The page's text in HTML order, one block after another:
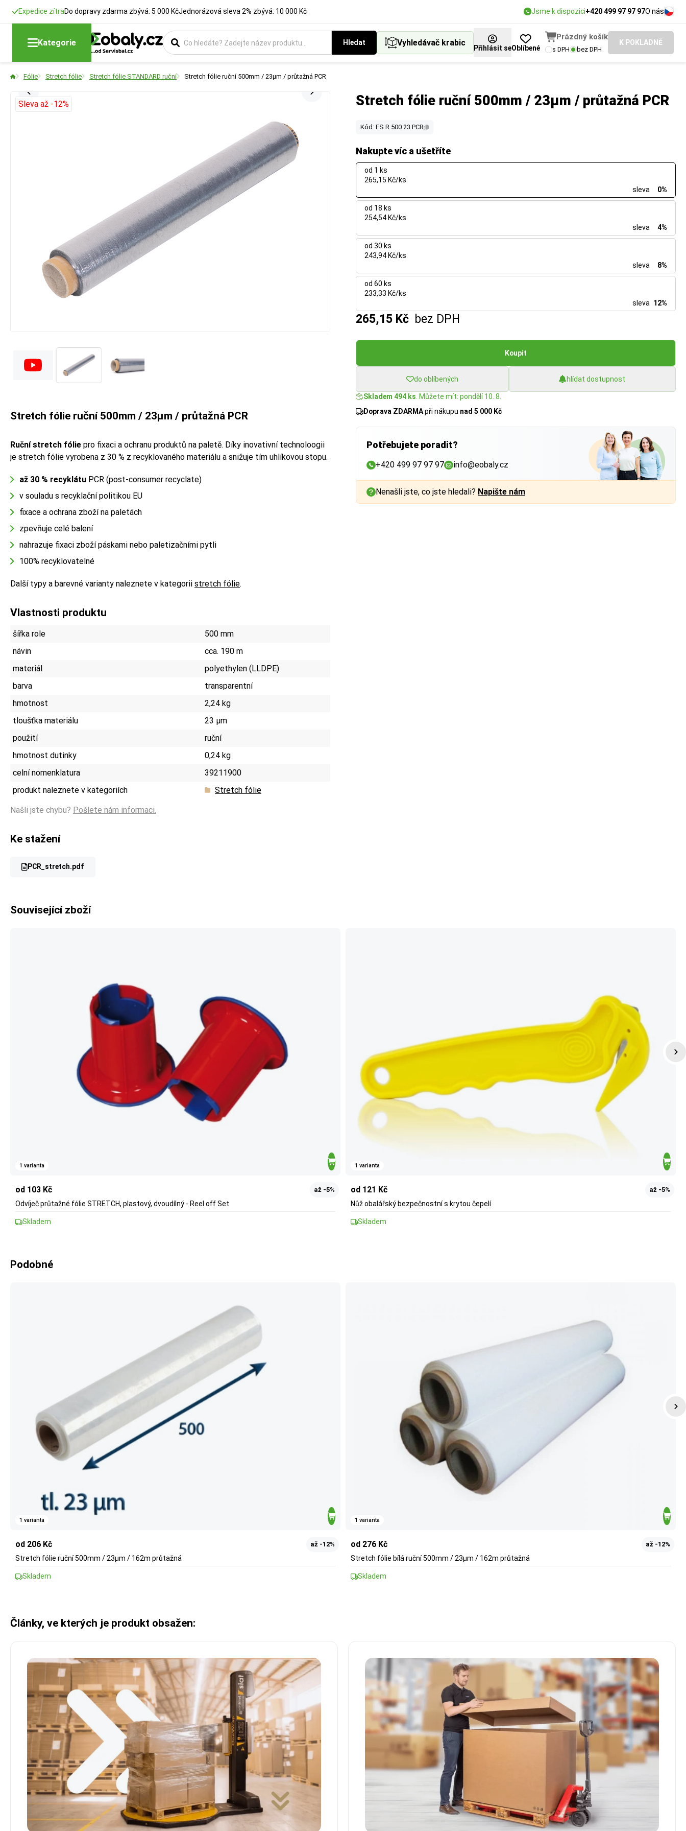
Expedice zítraDo dopravy zdarma zbývá: 5 000 KčJednorázová sleva 2% zbývá: 10 000 Kč Jsme k dispozici+420 499 97 97 97O nás
Kategorie Hledat Vyhledávač krabic
Přihlásit seOblíbené
Prázdný košík
s DPH bez DPH
K POKLADNĚ
Fólie Stretch fólie Stretch fólie STANDARD ruční Stretch fólie ruční 500mm / 23µm / průtažná PCR
Stretch fólie ruční 500mm / 23µm / průtažná PCR
Kód: FS R 500 23 PCR
Nakupte víc a ušetříte
od 1 ks
265,15 Kč/ks
sleva
0%
od 18 ks
254,54 Kč/ks
sleva
4%
od 30 ks
243,94 Kč/ks
sleva
8%
od 60 ks
233,33 Kč/ks
sleva 12%
265,15 Kč bez DPH
Koupit
do oblíbených hlídat dostupnost
Skladem 494 ks . Můžete mít: pondělí 10. 8.
Doprava ZDARMApři nákupu nad 5 000 Kč
Potřebujete poradit?
+420 499 97 97 97 info@eobaly.cz
Nenašli jste, co jste hledali? Napište nám
Sleva až -12%
Stretch fólie ruční 500mm / 23µm / průtažná PCR
Ruční stretch fólie pro fixaci a ochranu produktů na paletě. Díky inovativní technoloogii
je stretch fólie vyrobena z 30 % z recyklovaného materiálu a snižuje tím uhlíkovou stopu.
až 30 % recyklátu PCR (post-consumer recyclate)
v souladu s recyklační politikou EU
fixace a ochrana zboží na paletách
zpevňuje celé balení
nahrazuje fixaci zboží páskami nebo paletizačními pytli
100% recyklovatelné
Další typy a barevné varianty naleznete v kategorii stretch fólie.
Vlastnosti produktu
šířka role
500 mm
návin
cca. 190 m
materiál
polyethylen (LLDPE)
barva
transparentní
hmotnost
2,24 kg
tloušťka materiálu
23 µm
použití
ruční
hmotnost dutinky
0,24 kg
celní nomenklatura
39211900
produkt naleznete v kategoriích
Stretch fólie
Našli jste chybu? Pošlete nám informaci.
Ke stažení
PCR_stretch.pdf
Související zboží
1 varianta
od 103 Kč až -5%
Odvíječ průtažné fólie STRETCH, plastový, dvoudílný - Reel off Set
Skladem
1 varianta
od 121 Kč až -5%
Nůž obalářský bezpečnostní s krytou čepelí
Skladem
Podobné
1 varianta
od 206 Kč až -12%
Stretch fólie ruční 500mm / 23µm / 162m průtažná
Skladem
1 varianta
od 276 Kč až -12%
Stretch fólie bílá ruční 500mm / 23µm / 162m průtažná
Skladem
Články, ve kterých je produkt obsažen: